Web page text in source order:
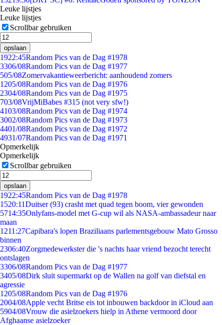
Leuke lijstjes
Leuke lijstjes
Scrollbar gebruiken
opslaan
1922:45Random Pics van de Dag #1978
3306/08Random Pics van de Dag #1977
505/08Zomervakantieweerbericht: aanhoudend zomers
1205/08Random Pics van de Dag #1976
2304/08Random Pics van de Dag #1975
703/08VrijMiBabes #315 (not very sfw!)
4103/08Random Pics van de Dag #1974
3002/08Random Pics van de Dag #1973
4401/08Random Pics van de Dag #1972
4931/07Random Pics van de Dag #1971
Opmerkelijk
Opmerkelijk
Scrollbar gebruiken
opslaan
1922:45Random Pics van de Dag #1978
1520:11Duitser (93) crasht met quad tegen boom, vier gewonden
5714:35Onlyfans-model met G-cup wil als NASA-ambassadeur naar
maan
1211:27Capibara's lopen Braziliaans parlementsgebouw Mato Grosso
binnen
2306:40Zorgmedewerkster die 's nachts haar vriend bezocht terecht
ontslagen
3306/08Random Pics van de Dag #1977
3405/08Dirk sluit supermarkt op de Wallen na golf van diefstal en
agressie
1205/08Random Pics van de Dag #1976
2004/08Apple vecht Britse eis tot inbouwen backdoor in iCloud aan
5904/08Vrouw die asielzoekers hielp in Athene vermoord door
Afghaanse asielzoeker